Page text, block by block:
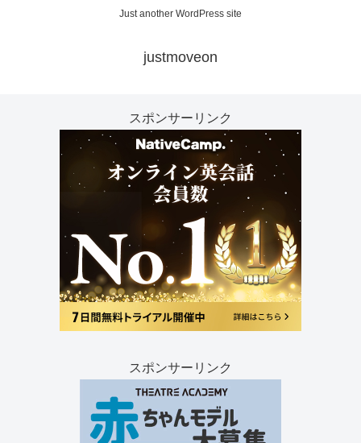
Just another WordPress site
justmoveon
スポンサーリンク
スポンサーリンク